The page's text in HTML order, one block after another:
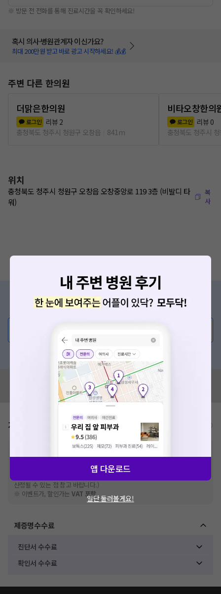
※ 방문 전 전화를 통해 진료시간을 꼭 확인하세요!
혹시 의사·병원관계자 이신가요?
최대 200만원 받고 바로 광고 시작하세요! 💰💰
주변 다른 한의원
더맑은한의원
로그인 리뷰 2
충청북도 청주시 청원구 오창읍
841m
비타오창한의
로그인 리뷰 0
충청북도 청주시
위치
충청북도 청주시 청원구 오창읍 오창중앙로 119 3층 (비발디 타
워)
복
사
증상/치료, 궁금한 점이 있나요?
의사가 직접 답해드려요!
혹은, 의료상담 서비스에 다양한 게시글 보러가기
혹시 잘못된 병원정보가 있나요?
모두닥 팀에 알려주세요!
가격표 비급여/급여 진료란?
추가비용 등으로 실제 가격과 상이할 수 있으니, 정확
한 가격은 해당 의료기관에 직접 문의해주세요.
건강보험심사평가원에 고지되어 있는 급여 진료 기준 가
격입니다. (진료와 연관된 복합적인 비용이 추가되어, 병원마다 금액이 다르게
산정될 수 있는 점 참고 바랍니다.)
※ 이벤트가, 할인가는VAT 포함
제증명수수료
진단서 수수료
확인서 수수료
앱 다운로드
일단 둘러볼게요!